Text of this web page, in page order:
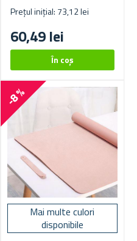
Prețul inițial: 73,12 lei
60,49 lei
-8 %
Mai multe culori
disponibile